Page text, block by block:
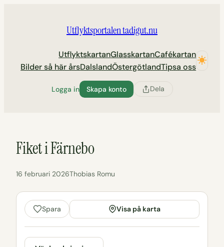
Utflyktsportalen tadigut.nu
UtflyktskartanGlasskartanCafékartan
Bilder så här årsDalslandÖstergötlandTipsa oss
Logga in Skapa konto Dela
Fiket i Färnebo
16 februari 2026Thobias Romu
Spara Visa på karta